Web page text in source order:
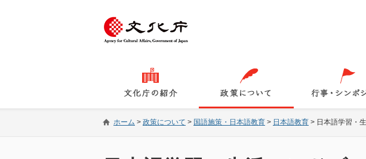
ホーム > 政策について > 国語施策・日本語教育 > 日本語教育 > 日本語学習・